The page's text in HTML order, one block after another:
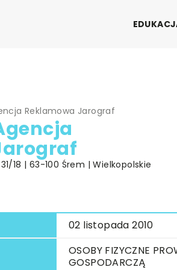
Reklamowa Jarograf
18 | 63-100 Śrem | Wielkopolskie
02 listopada 2010
OSOBY FIZYCZNE
GOSPODARCZĄ